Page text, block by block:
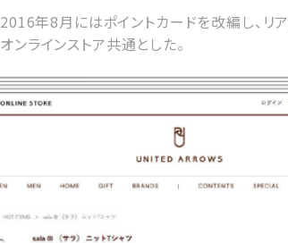
2016年8月にはポイントカードを改編し、リ
オンラインストア共通とした。